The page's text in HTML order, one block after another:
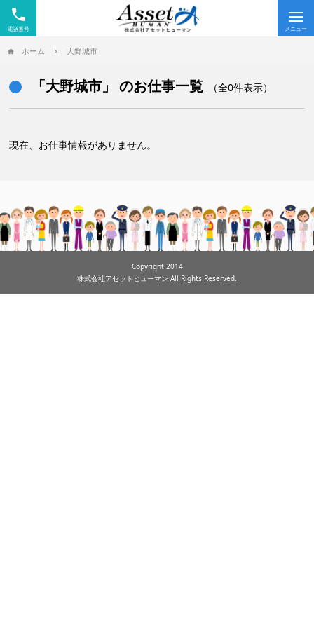
phone
ホーム 大野城市
「大野城市」 のお仕事一覧 （全0件表示）
現在、お仕事情報がありません。
Copyright 2014
株式会社アセットヒューマン All Rights Reserved.